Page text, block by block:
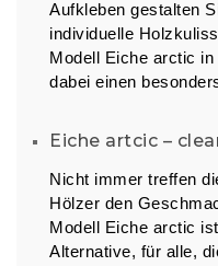
Aufkleben gestalten
individuelle
Modell Eiche arctic
dabei einen
Eiche artcic –
Nicht immer treffen
Hölzer den
Modell Eiche arctic
Alternative, für alle,